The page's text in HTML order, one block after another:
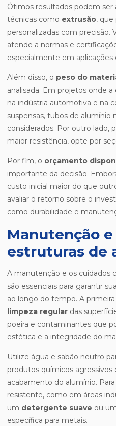
Ótimos resultados podem ser
técnicas como extrusão,
personalizadas com precisão.
atende a normas e
especialmente em aplicações
Além disso, o peso do
analisada. Em projetos onde
na indústria automotiva e na
suspensas, tubos de alumínio
considerados. Por outro lado,
maior resistência, opte por
Por fim, o orçamento
importante da decisão.
custo inicial maior do que
avaliar o retorno sobre o
como durabilidade e
Manutenção
estruturas de
A manutenção e os cuidados
são essenciais para garantir
ao longo do tempo. A
limpeza regular das
poeira e contaminantes que
estética e a integridade do
Utilize água e sabão neutro
produtos químicos
acabamento do alumínio.
resistente, como em áreas
um detergente suave ou
específica para metais.